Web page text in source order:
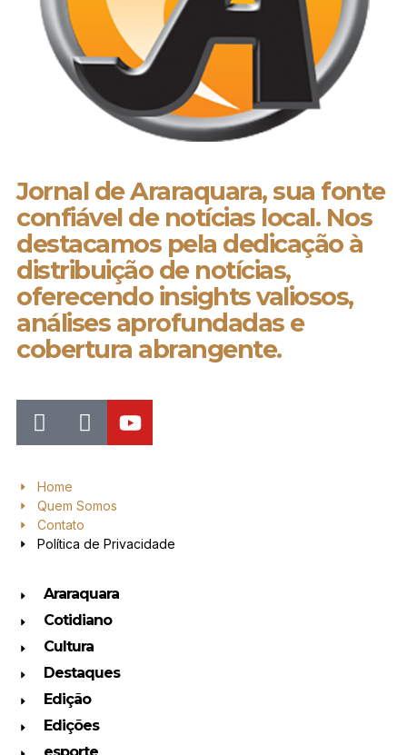
Jornal de Araraquara, sua fonte
confiável de notícias local. Nos
destacamos pela dedicação à
distribuição de notícias,
oferecendo insights valiosos,
análises aprofundadas e
cobertura abrangente.
Home
Quem Somos
Contato
Política de Privacidade
Araraquara
Cotidiano
Cultura
Destaques
Edição
Edições